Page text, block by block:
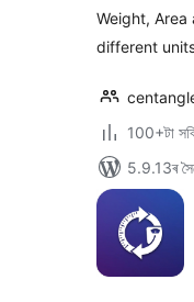
Weight,
different
100+টা
5.9.13ৰ